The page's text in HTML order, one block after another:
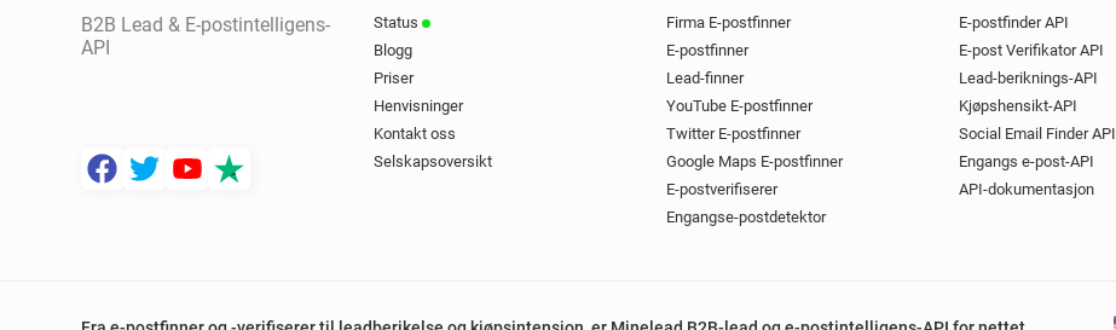
B2B Lead & E-postintelligens-
API
Status
Blogg
Priser
Henvisninger
Kontakt oss
Selskapsoversikt
Firma E-postfinner
E-postfinner
Lead-finner
YouTube E-postfinner
Twitter E-postfinner
Google Maps E-postfinner
E-postverifiserer
Engangse-postdetektor
E-postfinder API
E-post Verifikator API
Lead-beriknings-API
Kjøpshensikt-API
Social Email Finder API
Engangs e-post-API
API-dokumentasjon